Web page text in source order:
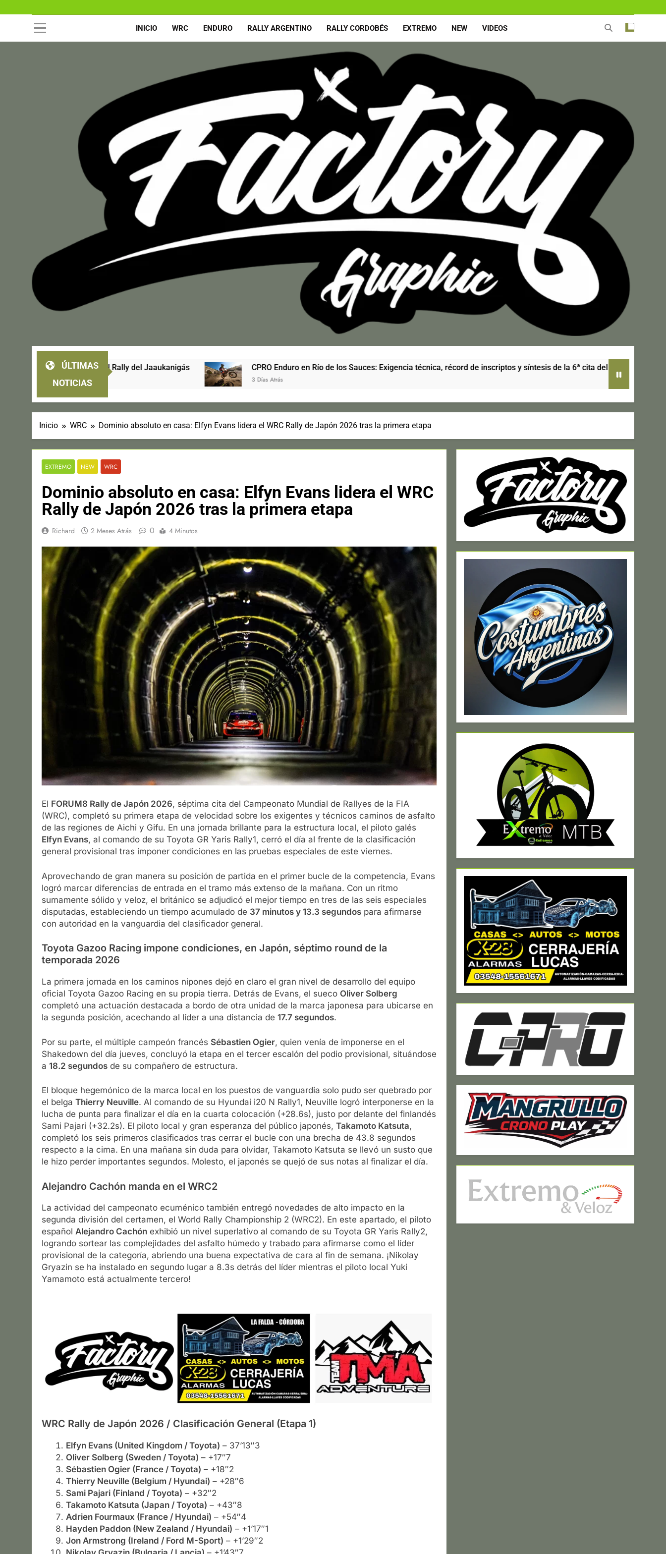
INICIO WRC ENDURO RALLY ARGENTINO RALLY CORDOBÉS EXTREMO NEW VIDEOS
ÚLTIMAS
NOTICIAS
del Rally del Jaaukanigás CPRO Enduro en Río de los Sauces: Exigencia técnica, récord de inscriptos y síntesis de la 6ª cita del calendario
3 Días Atrás
Inicio WRC Dominio absoluto en casa: Elfyn Evans lidera el WRC Rally de Japón 2026 tras la primera etapa
EXTREMO NEW WRC
Dominio absoluto en casa: Elfyn Evans lidera el WRC
Rally de Japón 2026 tras la primera etapa
Richard 2 Meses Atrás 0 4 Minutos
El FORUM8 Rally de Japón 2026, séptima cita del Campeonato Mundial de Rallyes de la FIA
(WRC), completó su primera etapa de velocidad sobre los exigentes y técnicos caminos de asfalto
de las regiones de Aichi y Gifu. En una jornada brillante para la estructura local, el piloto galés
Elfyn Evans, al comando de su Toyota GR Yaris Rally1, cerró el día al frente de la clasificación
general provisional tras imponer condiciones en las pruebas especiales de este viernes.
Aprovechando de gran manera su posición de partida en el primer bucle de la competencia, Evans
logró marcar diferencias de entrada en el tramo más extenso de la mañana. Con un ritmo
sumamente sólido y veloz, el británico se adjudicó el mejor tiempo en tres de las seis especiales
disputadas, estableciendo un tiempo acumulado de 37 minutos y 13.3 segundos para afirmarse
con autoridad en la vanguardia del clasificador general.
Toyota Gazoo Racing impone condiciones, en Japón, séptimo round de la
temporada 2026
La primera jornada en los caminos nipones dejó en claro el gran nivel de desarrollo del equipo
oficial Toyota Gazoo Racing en su propia tierra. Detrás de Evans, el sueco Oliver Solberg
completó una actuación destacada a bordo de otra unidad de la marca japonesa para ubicarse en
la segunda posición, acechando al líder a una distancia de 17.7 segundos.
Por su parte, el múltiple campeón francés Sébastien Ogier, quien venía de imponerse en el
Shakedown del día jueves, concluyó la etapa en el tercer escalón del podio provisional, situándose
a 18.2 segundos de su compañero de estructura.
El bloque hegemónico de la marca local en los puestos de vanguardia solo pudo ser quebrado por
el belga Thierry Neuville. Al comando de su Hyundai i20 N Rally1, Neuville logró interponerse en la
lucha de punta para finalizar el día en la cuarta colocación (+28.6s), justo por delante del finlandés
Sami Pajari (+32.2s). El piloto local y gran esperanza del público japonés, Takamoto Katsuta,
completó los seis primeros clasificados tras cerrar el bucle con una brecha de 43.8 segundos
respecto a la cima. En una mañana sin duda para olvidar, Takamoto Katsuta se llevó un susto que
le hizo perder importantes segundos. Molesto, el japonés se quejó de sus notas al finalizar el día.
Alejandro Cachón manda en el WRC2
La actividad del campeonato ecuménico también entregó novedades de alto impacto en la
segunda división del certamen, el World Rally Championship 2 (WRC2). En este apartado, el piloto
español Alejandro Cachón exhibió un nivel superlativo al comando de su Toyota GR Yaris Rally2,
logrando sortear las complejidades del asfalto húmedo y trabado para afirmarse como el líder
provisional de la categoría, abriendo una buena expectativa de cara al fin de semana. ¡Nikolay
Gryazin se ha instalado en segundo lugar a 8.3s detrás del líder mientras el piloto local Yuki
Yamamoto está actualmente tercero!
WRC Rally de Japón 2026 / Clasificación General (Etapa 1)
Elfyn Evans (United Kingdom / Toyota) – 37’13″3
Oliver Solberg (Sweden / Toyota) – +17″7
Sébastien Ogier (France / Toyota) – +18″2
Thierry Neuville (Belgium / Hyundai) – +28″6
Sami Pajari (Finland / Toyota) – +32″2
Takamoto Katsuta (Japan / Toyota) – +43″8
Adrien Fourmaux (France / Hyundai) – +54″4
Hayden Paddon (New Zealand / Hyundai) – +1’17″1
Jon Armstrong (Ireland / Ford M-Sport) – +1’29″2